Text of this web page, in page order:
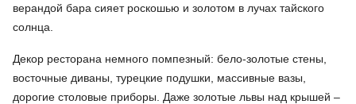
верандой бара сияет роскошью и золотом в лучах тайского
солнца.
Декор ресторана немного помпезный: бело-золотые стены,
восточные диваны, турецкие подушки, массивные вазы,
дорогие столовые приборы. Даже золотые львы над крышей –